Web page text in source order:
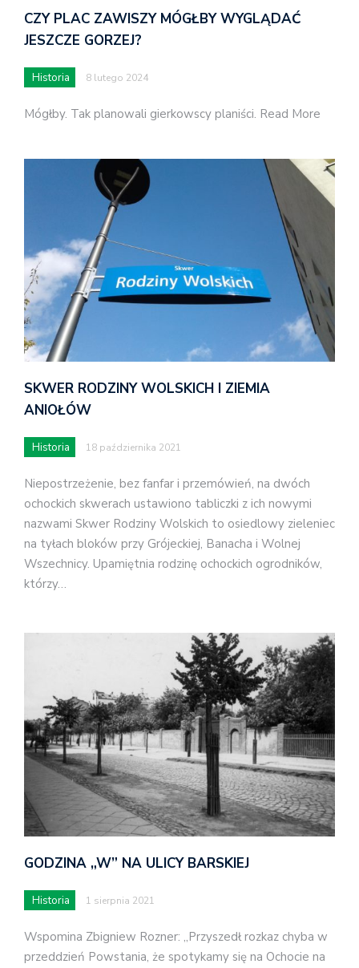
CZY PLAC ZAWISZY MÓGŁBY WYGLĄDAĆ
JESZCZE GORZEJ?
Historia 8 lutego 2024
Mógłby. Tak planowali gierkowscy planiści. Read More
SKWER RODZINY WOLSKICH I ZIEMIA
ANIOŁÓW
Historia 18 października 2021
Niepostrzeżenie, bez fanfar i przemówień, na dwóch
ochockich skwerach ustawiono tabliczki z ich nowymi
nazwami Skwer Rodziny Wolskich to osiedlowy zieleniec
na tyłach bloków przy Grójeckiej, Banacha i Wolnej
Wszechnicy. Upamiętnia rodzinę ochockich ogrodników,
którzy…
GODZINA „W” NA ULICY BARSKIEJ
Historia 1 sierpnia 2021
Wspomina Zbigniew Rozner: „Przyszedł rozkaz chyba w
przeddzień Powstania, że spotykamy się na Ochocie na